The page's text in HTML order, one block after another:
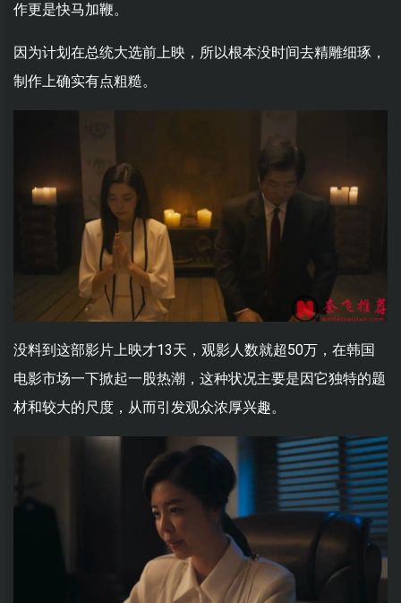
作更是快马加鞭。
因为计划在总统大选前上映，所以根本没时间去精雕细琢，
制作上确实有点粗糙。
没料到这部影片上映才13天，观影人数就超50万，在韩国
电影市场一下掀起一股热潮，这种状况主要是因它独特的题
材和较大的尺度，从而引发观众浓厚兴趣。